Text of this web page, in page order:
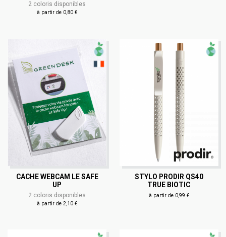
2 coloris disponibles
à partir de 0,80 €
CACHE WEBCAM LE SAFE
UP
2 coloris disponibles
à partir de 2,10 €
STYLO PRODIR QS40
TRUE BIOTIC
à partir de 0,99 €